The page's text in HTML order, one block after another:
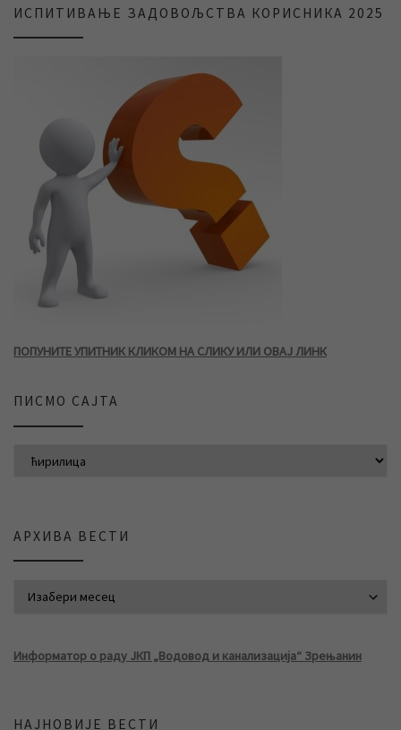
ИСПИТИВАЊЕ ЗАДОВОЉСТВА КОРИСНИКА 2025
ПОПУНИТЕ УПИТНИК КЛИКОМ НА СЛИКУ ИЛИ ОВАЈ ЛИНК
ПИСМО САЈТА
АРХИВА ВЕСТИ
Информатор о раду ЈКП „Водовод и канализација“ Зрењанин
НАЈНОВИЈЕ ВЕСТИ